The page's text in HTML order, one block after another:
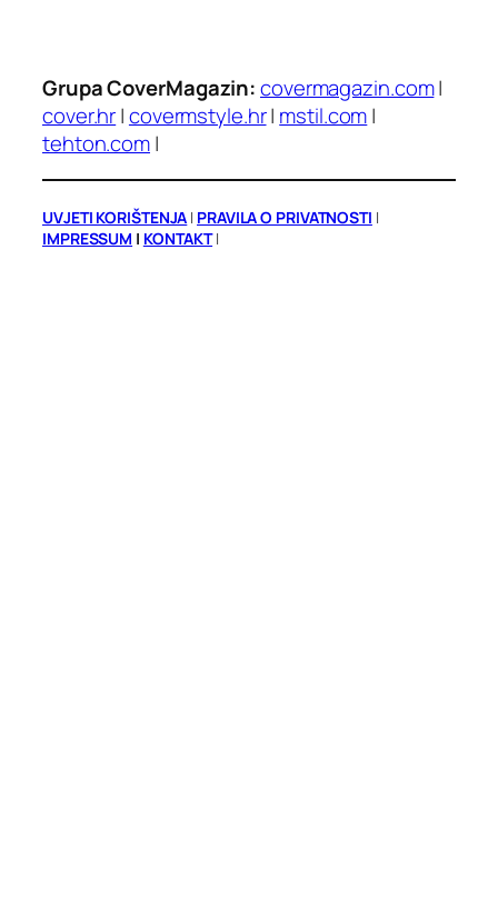
Grupa CoverMagazin:covermagazin.com|
cover.hr|covermstyle.hr| mstil.com|
tehton.com|
UVJETI KORIŠTENJA | PRAVILA O PRIVATNOSTI |
IMPRESSUM | KONTAKT|